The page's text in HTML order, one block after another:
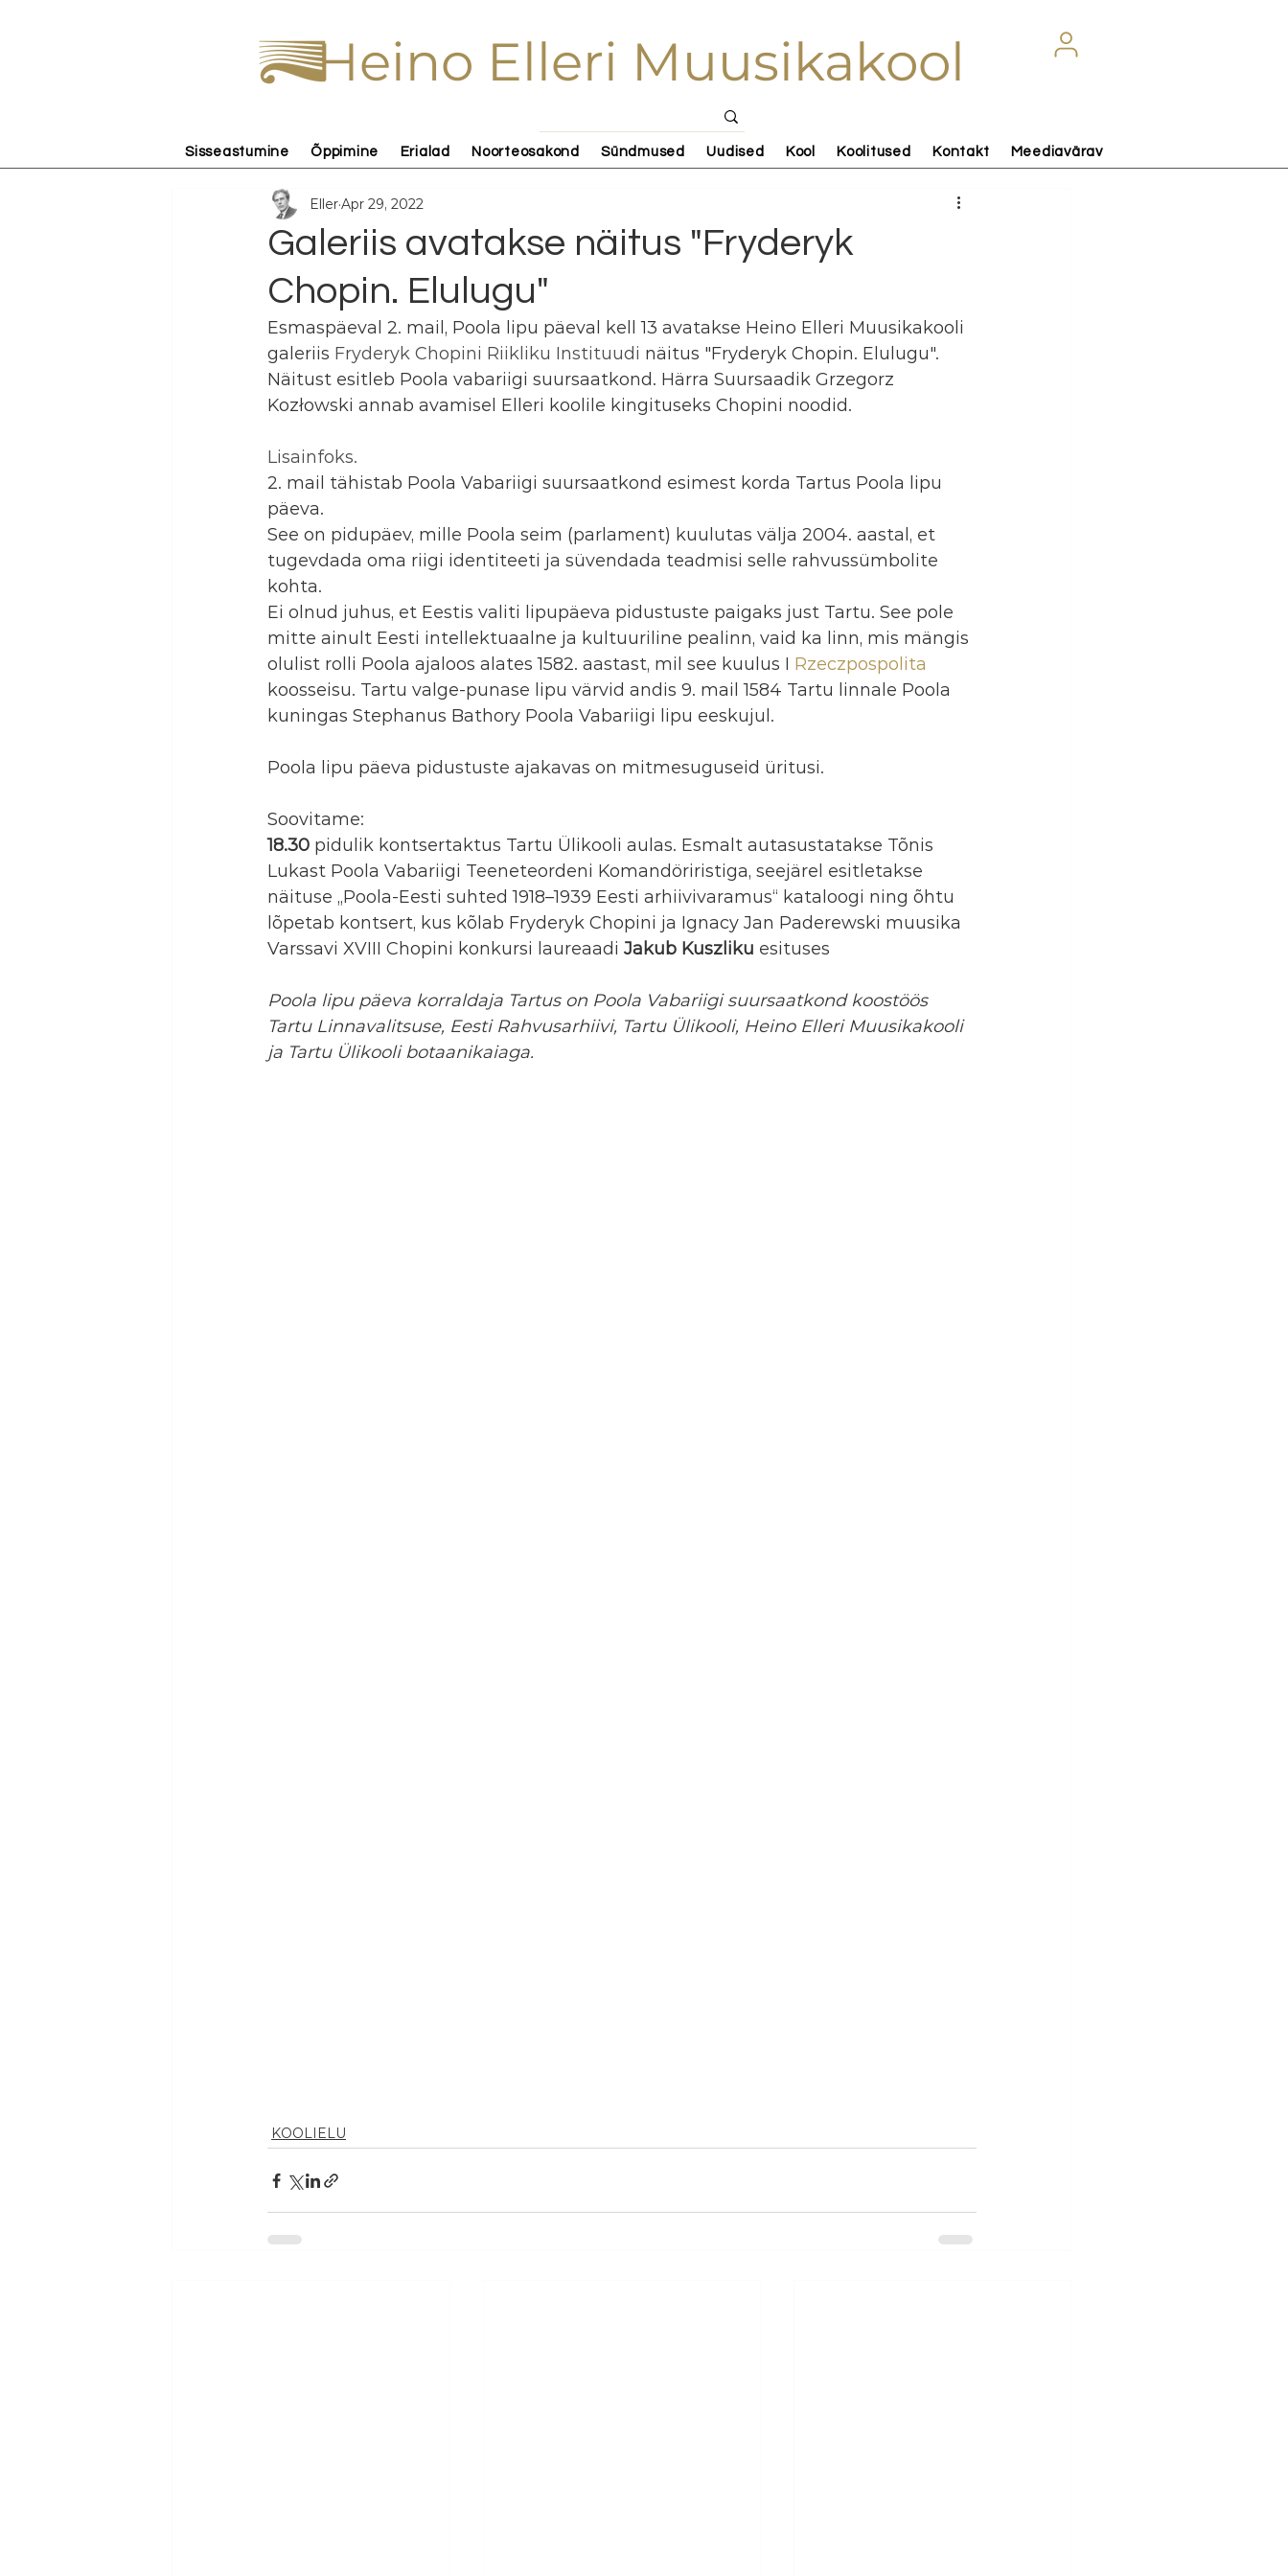
Heino Elleri Muusikakool
Sisseastumine Õppimine Erialad Noorteosakond Sündmused Uudised Kool Koolitused Kontakt Meediavärav
Galeriis avatakse näitus "Fryderyk
Chopin. Elulugu"
EllerApr 29, 2022
Esmaspäeval 2. mail, Poola lipu päeval kell 13 avatakse Heino Elleri Muusikakooli
galeriis Fryderyk Chopini Riikliku Instituudi näitus "Fryderyk Chopin. Elulugu".
Näitust esitleb Poola vabariigi suursaatkond. Härra Suursaadik Grzegorz
Kozłowski annab avamisel Elleri koolile kingituseks Chopini noodid.
Lisainfoks.
2. mail tähistab Poola Vabariigi suursaatkond esimest korda Tartus Poola lipu
päeva.
See on pidupäev, mille Poola seim (parlament) kuulutas välja 2004. aastal, et
tugevdada oma riigi identiteeti ja süvendada teadmisi selle rahvussümbolite
kohta.
Ei olnud juhus, et Eestis valiti lipupäeva pidustuste paigaks just Tartu. See pole
mitte ainult Eesti intellektuaalne ja kultuuriline pealinn, vaid ka linn, mis mängis
olulist rolli Poola ajaloos alates 1582. aastast, mil see kuulus I Rzeczpospolita
koosseisu. Tartu valge-punase lipu värvid andis 9. mail 1584 Tartu linnale Poola
kuningas Stephanus Bathory Poola Vabariigi lipu eeskujul.
Poola lipu päeva pidustuste ajakavas on mitmesuguseid üritusi.
Soovitame:
18.30 pidulik kontsertaktus Tartu Ülikooli aulas. Esmalt autasustatakse Tõnis
Lukast Poola Vabariigi Teeneteordeni Komandöriristiga, seejärel esitletakse
näituse „Poola-Eesti suhted 1918–1939 Eesti arhiivivaramus“ kataloogi ning õhtu
lõpetab kontsert, kus kõlab Fryderyk Chopini ja Ignacy Jan Paderewski muusika
Varssavi XVIII Chopini konkursi laureaadi Jakub Kuszliku esituses
Poola lipu päeva korraldaja Tartus on Poola Vabariigi suursaatkond koostöös
Tartu Linnavalitsuse, Eesti Rahvusarhiivi, Tartu Ülikooli, Heino Elleri Muusikakooli
ja Tartu Ülikooli botaanikaiaga.
KOOLIELU